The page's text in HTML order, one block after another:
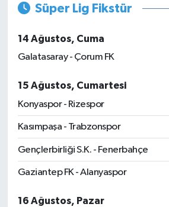
Süper Lig Fikstür
14 Ağustos, Cuma
Galatasaray - Çorum FK
15 Ağustos, Cumartesi
Konyaspor - Rizespor
Kasımpaşa - Trabzonspor
Gençlerbirliği S.K. - Fenerbahçe
Gaziantep FK - Alanyaspor
16 Ağustos, Pazar